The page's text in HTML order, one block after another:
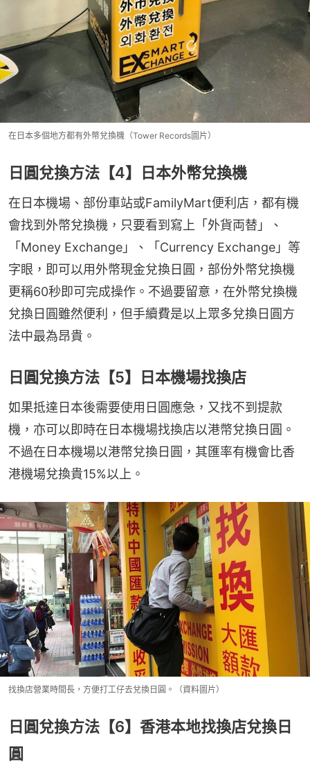
在日本多個地方都有外幣兌換機（Tower Records圖片）
日圓兌換方法【4】日本外幣兌換機
在日本機場、部份車站或FamilyMart便利店，都有機
會找到外幣兌換機，只要看到寫上「外貨両替」、
「Money Exchange」、「Currency Exchange」等
字眼，即可以用外幣現金兌換日圓，部份外幣兌換機
更稱60秒即可完成操作。不過要留意，在外幣兌換機
兌換日圓雖然便利，但手續費是以上眾多兌換日圓方
法中最為昂貴。
日圓兌換方法【5】日本機場找換店
如果抵達日本後需要使用日圓應急，又找不到提款
機，亦可以即時在日本機場找換店以港幣兌換日圓。
不過在日本機場以港幣兌換日圓，其匯率有機會比香
港機場兌換貴15%以上。
找換店營業時間長，方便打工仔去兌換日圓。（資料圖片）
日圓兌換方法【6】香港本地找換店兌換日
圓